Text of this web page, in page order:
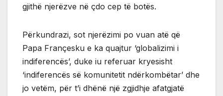
gjithë njerëzve në çdo cep të botës.
Përkundrazi, sot njerëzimi po vuan atë që
Papa Françesku e ka quajtur ‘globalizimi i
indiferencës’, duke iu referuar kryesisht
‘indiferencës së komunitetit ndërkombëtar’ dhe
jo vetëm, për t’i dhënë një zgjidhje afatgjatë